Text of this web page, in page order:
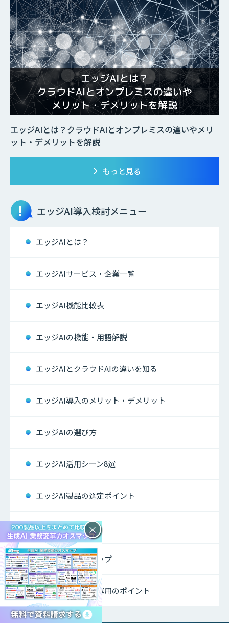
エッジAIとは？クラウドAIとオンプレミスの違いやメリ
ット・デメリットを解説
もっと見る
エッジAI導入検討メニュー
エッジAIとは？
エッジAIサービス・企業一覧
エッジAI機能比較表
エッジAIの機能・用語解説
エッジAIとクラウドAIの違いを知る
エッジAI導入のメリット・デメリット
エッジAIの選び方
エッジAI活用シーン8選
エッジAI製品の選定ポイント
エッジAI事例集
エッジAIカオスマップ
エッジAI導入後の運用のポイント
×